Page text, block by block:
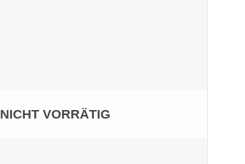
NICHT VORRÄTIG